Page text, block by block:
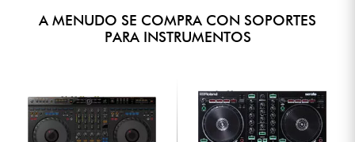
A MENUDO SE COMPRA CON SOPORTES
PARA INSTRUMENTOS